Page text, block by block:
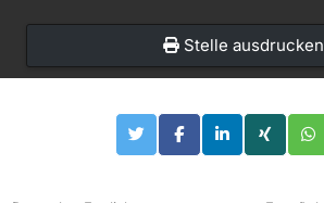
Stelle ausdrucken